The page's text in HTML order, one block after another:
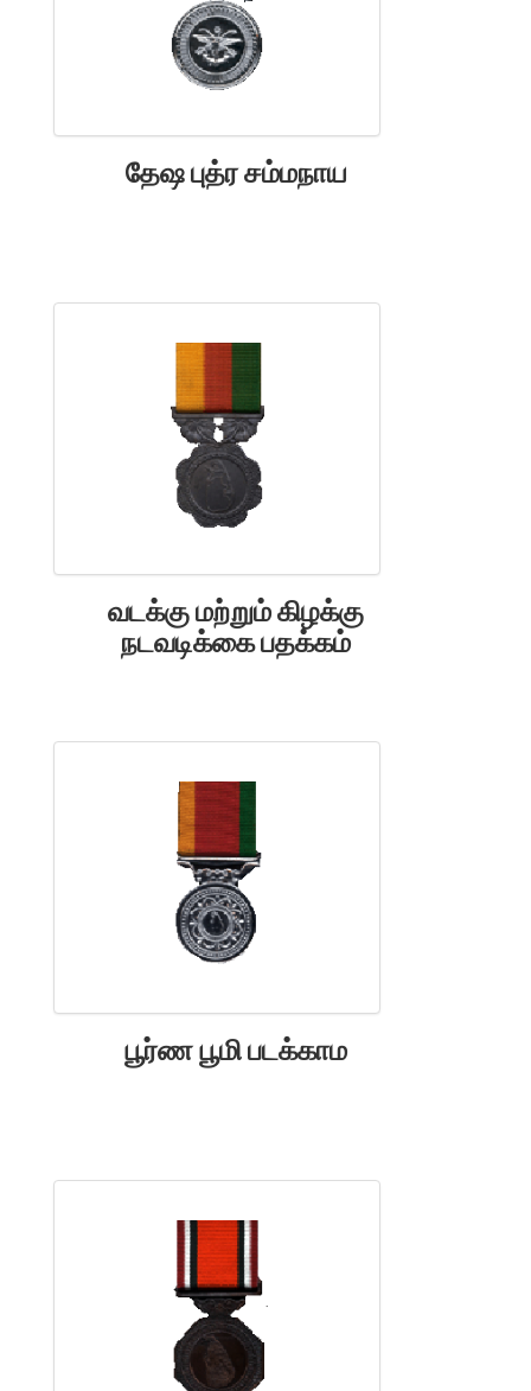
தேஷ புத்ர சம்மநாய
வடக்கு மற்றும் கிழக்கு
நடவடிக்கை பதக்கம்
பூர்ண பூமி படக்காம